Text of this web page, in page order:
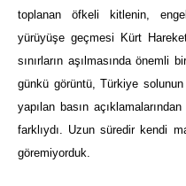
toplanan öfkeli kitlenin,
yürüyüşe geçmesi Kürt
sınırların aşılmasında önemli
günkü görüntü, Türkiye solunun
yapılan basın
farklıydı. Uzun süredir kendi
göremiyorduk.